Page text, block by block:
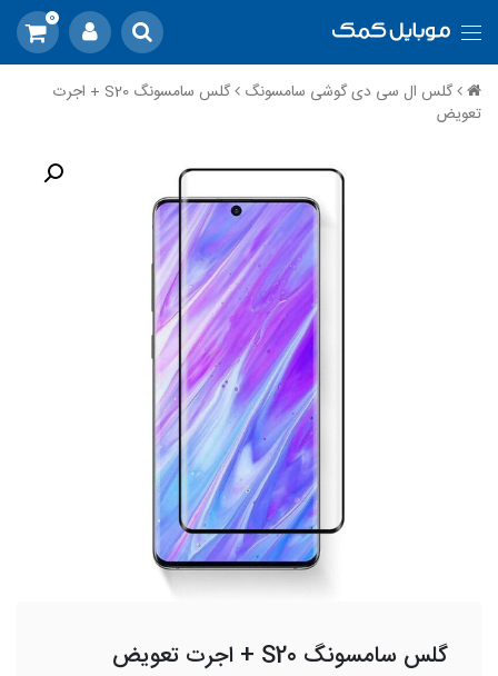
0
گلس ال سی دی گوشی سامسونگ
گلس سامسونگ S20 + اجرت
تعویض
گلس سامسونگ S20 + اجرت تعویض